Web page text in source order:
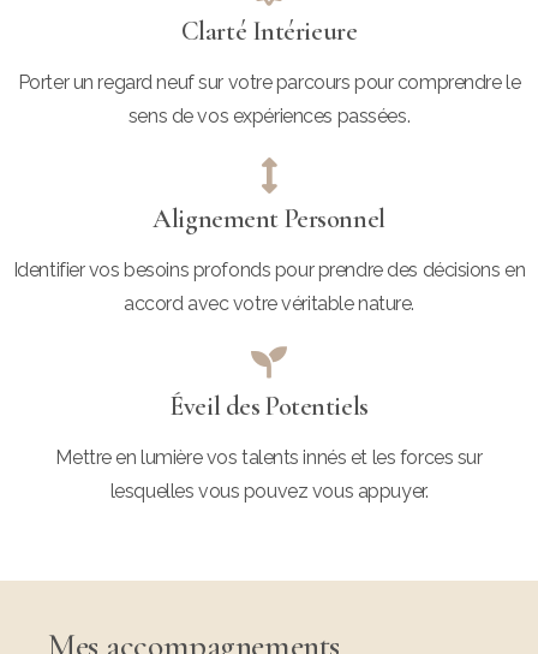
Clarté Intérieure
Porter un regard neuf sur votre parcours pour comprendre le
sens de vos expériences passées.
Alignement Personnel
Identifier vos besoins profonds pour prendre des décisions en
accord avec votre véritable nature.
Éveil des Potentiels
Mettre en lumière vos talents innés et les forces sur
lesquelles vous pouvez vous appuyer.